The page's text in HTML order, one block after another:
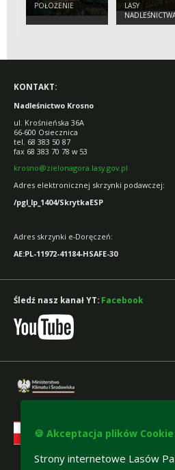
POŁOŻENIE
LASY
KONTAKT:
Nadleśnictwo Krosno
ul. Krośnieńska 36A
66-600 Osiecznica
tel. 68 383 50 87
fax 68 383 70 78 w 53
krosno@zielonagora.lasy.gov.pl
Adres elektronicznej skrzynki podawczej:
/pgl_lp_1404/SkrytkaESP
Adres skrzynki e-Doręczeń:
AE:PL-11972-41184-HSAFE-30
Śledź nasz kanał YT: Facebook
🍪 Akceptacja plików
Strony internetowe Lasów